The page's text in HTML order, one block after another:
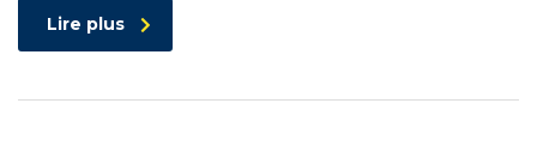
Lire plus